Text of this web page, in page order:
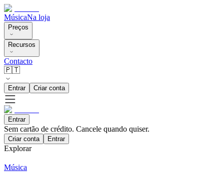
MúsicaNa loja
Preços
Recursos
Contacto
🇵🇹
Entrar Criar conta
Entrar
Sem cartão de crédito. Cancele quando quiser.
Criar conta Entrar
Explorar
Música